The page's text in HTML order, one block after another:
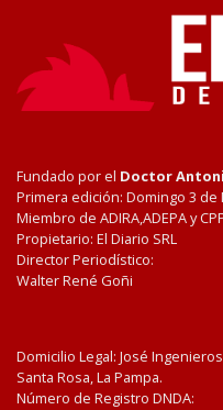
Fundado por el Doctor
Primera edición: Domingo 3 de
Miembro de ADIRA,ADEPA y
Propietario: El Diario SRL
Director Periodístico:
Walter René Goñi
Domicilio Legal: José
Santa Rosa, La Pampa.
Número de Registro DNDA: